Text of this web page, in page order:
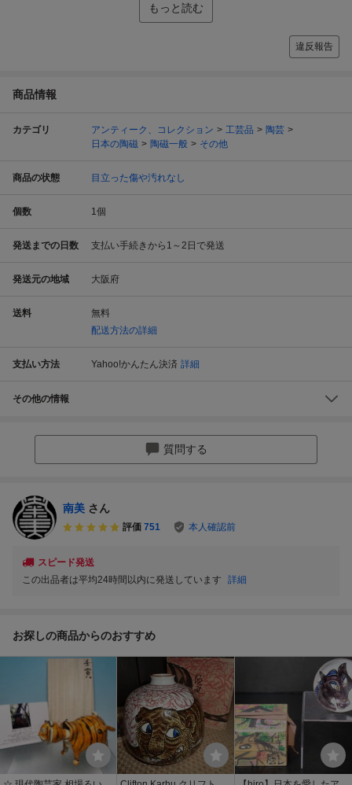
もっと読む
違反報告
商品情報
カテゴリ アンティーク、コレクション 工芸品
陶芸
日本の陶磁
陶磁一般 その他
商品の状態 目立った傷や汚れなし
個数 1個
発送までの日数 支払い手続きから1～2日で発送
発送元の地域 大阪府
送料
無料
配送方法の詳細
支払い方法 Yahoo!かんたん決済 詳細
その他の情報
質問する
南美 さん
評価 751 本人確認前
スピード発送
この出品者は平均24時間以内に発送しています
詳細
お探しの商品からのおすすめ